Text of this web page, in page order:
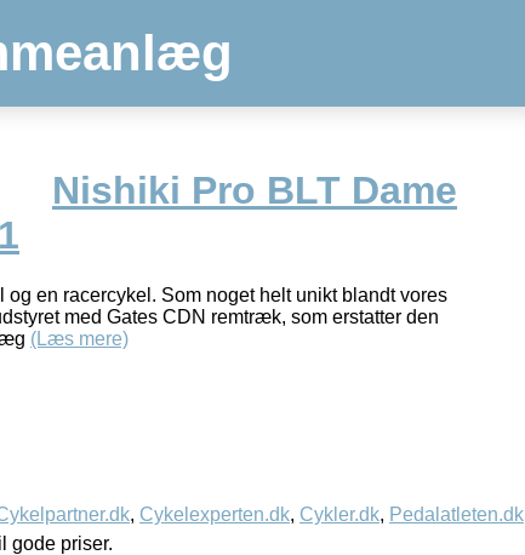
Nishiki Pro BLT Dame
en racercykel. Som noget helt unikt blandt vores
med Gates CDN remtræk, som erstatter den
(Læs mere)
, Cykelexperten.dk, Cykler.dk, Pedalatleten.dk
gode priser.